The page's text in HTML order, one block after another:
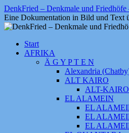
Zum
Inhalt
springen
DenkFried – Denkmale und
Eine Dokumentation in Bild und Text
Start
AFRIKA
Ä G Y P T E N
Alexandria
ALT KAIRO
ALT-KAIRO
EL ALAMEIN
EL
EL
EL